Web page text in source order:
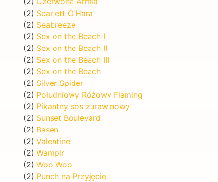
(2) Scarlett O'Hara
(2) Seabreeze
(2) Sex on the Beach I
(2) Sex on the Beach II
(2) Sex on the Beach III
(2) Sex on the Beach
(2) Silver Spider
(2) Południowy Różowy Flaming
(2) Pikantny sos żurawinowy
(2) Sunset Boulevard
(2) Basen
(2) Valentine
(2) Wampir
(2) Woo Woo
(2) Punch na Przyjęcie